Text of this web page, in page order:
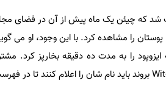
که چیئن یک ماه پیش از آن در فضای
پوستان را مشاهده کرد. با این وجود، او می
ایزوپود را به مدت ده دقیقه بخارپز کرد.